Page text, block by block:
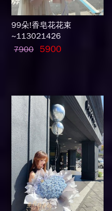
99朵!香皂花花束
~113021426
7900
5900